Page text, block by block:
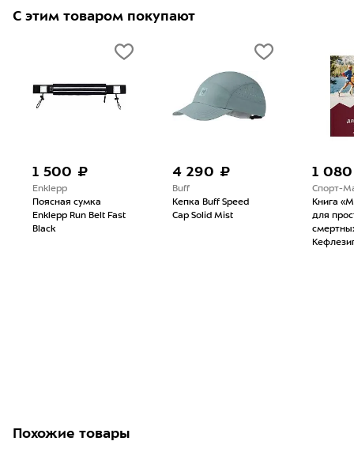
С этим товаром покупают
1 500 ₽
Enklepp
Поясная сумка
Enklepp Run Belt Fast
Black
4 290 ₽
Buff
Кепка Buff Speed
Cap Solid Mist
1
Спорт-
Книга
для
Похожие товары